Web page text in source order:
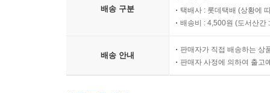
음악 / 한스 짐머& 제임스 둘리 : 한스 짐머는 1994
둘리에 의해 작곡, 편성되었다.
배송 구분
택배사 : 롯데택배 (상황에
배송비 : 4,500원 (도서산간
배송 안내
판매자가 직접 배송하는 상
판매자 사정에 의하여 출고